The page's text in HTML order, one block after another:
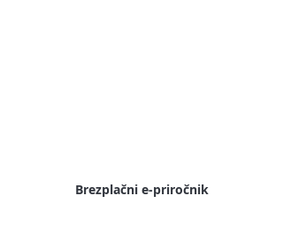
Brezplačni e-priročnik